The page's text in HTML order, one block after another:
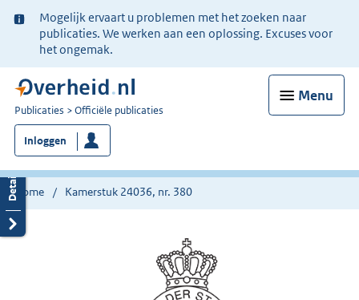
Ter
informatie:
Mogelijk ervaart u problemen met het zoeken naar
publicaties. We werken aan een oplossing. Excuses voor
het ongemak.
Menu
U
bent
nu
hier:
Publicaties Officiële publicaties
Inloggen
Home Kamerstuk 24036, nr. 380